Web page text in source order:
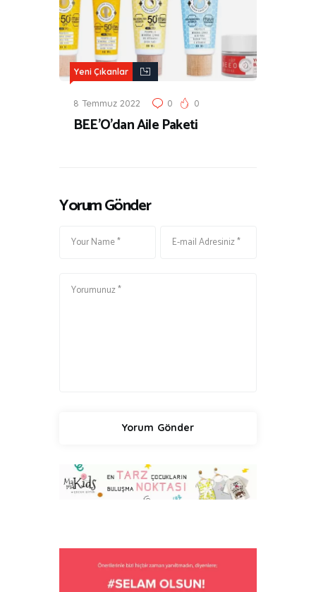
Yeni Çıkanlar
8 Temmuz 2022 0 0
BEE’O’dan Aile Paketi
Yorum Gönder